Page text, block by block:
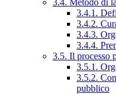
3.4. Metodo di
3.4.1.
3.4.2.
3.4.3.
3.4.4.
3.5. Il processo
3.5.1.
3.5.2.
pubblico